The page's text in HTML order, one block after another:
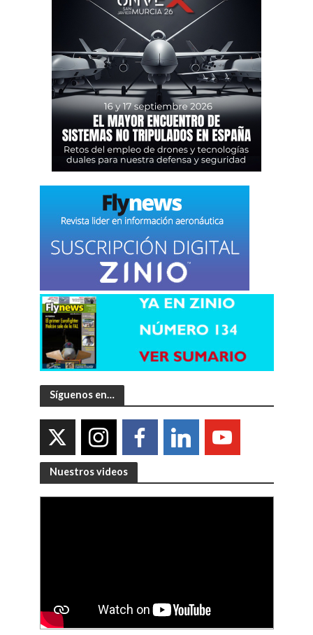
Síguenos en…
Nuestros videos